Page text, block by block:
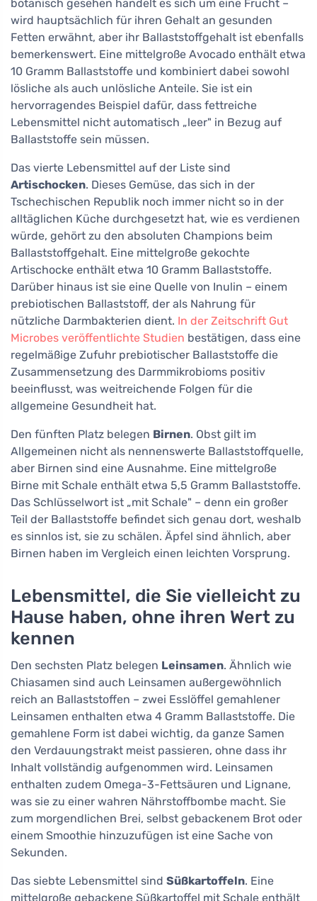
botanisch gesehen handelt es sich um eine Frucht –
wird hauptsächlich für ihren Gehalt an gesunden
Fetten erwähnt, aber ihr Ballaststoffgehalt ist ebenfalls
bemerkenswert. Eine mittelgroße Avocado enthält etwa
10 Gramm Ballaststoffe und kombiniert dabei sowohl
lösliche als auch unlösliche Anteile. Sie ist ein
hervorragendes Beispiel dafür, dass fettreiche
Lebensmittel nicht automatisch „leer" in Bezug auf
Ballaststoffe sein müssen.
Das vierte Lebensmittel auf der Liste sind
Artischocken. Dieses Gemüse, das sich in der
Tschechischen Republik noch immer nicht so in der
alltäglichen Küche durchgesetzt hat, wie es verdienen
würde, gehört zu den absoluten Champions beim
Ballaststoffgehalt. Eine mittelgroße gekochte
Artischocke enthält etwa 10 Gramm Ballaststoffe.
Darüber hinaus ist sie eine Quelle von Inulin – einem
prebiotischen Ballaststoff, der als Nahrung für
nützliche Darmbakterien dient. In der Zeitschrift Gut
Microbes veröffentlichte Studien bestätigen, dass eine
regelmäßige Zufuhr prebiotischer Ballaststoffe die
Zusammensetzung des Darmmikrobioms positiv
beeinflusst, was weitreichende Folgen für die
allgemeine Gesundheit hat.
Den fünften Platz belegen Birnen. Obst gilt im
Allgemeinen nicht als nennenswerte Ballaststoffquelle,
aber Birnen sind eine Ausnahme. Eine mittelgroße
Birne mit Schale enthält etwa 5,5 Gramm Ballaststoffe.
Das Schlüsselwort ist „mit Schale" – denn ein großer
Teil der Ballaststoffe befindet sich genau dort, weshalb
es sinnlos ist, sie zu schälen. Äpfel sind ähnlich, aber
Birnen haben im Vergleich einen leichten Vorsprung.
Lebensmittel, die Sie vielleicht zu
Hause haben, ohne ihren Wert zu
kennen
Den sechsten Platz belegen Leinsamen. Ähnlich wie
Chiasamen sind auch Leinsamen außergewöhnlich
reich an Ballaststoffen – zwei Esslöffel gemahlener
Leinsamen enthalten etwa 4 Gramm Ballaststoffe. Die
gemahlene Form ist dabei wichtig, da ganze Samen
den Verdauungstrakt meist passieren, ohne dass ihr
Inhalt vollständig aufgenommen wird. Leinsamen
enthalten zudem Omega-3-Fettsäuren und Lignane,
was sie zu einer wahren Nährstoffbombe macht. Sie
zum morgendlichen Brei, selbst gebackenem Brot oder
einem Smoothie hinzuzufügen ist eine Sache von
Sekunden.
Das siebte Lebensmittel sind Süßkartoffeln. Eine
mittelgroße gebackene Süßkartoffel mit Schale enthält